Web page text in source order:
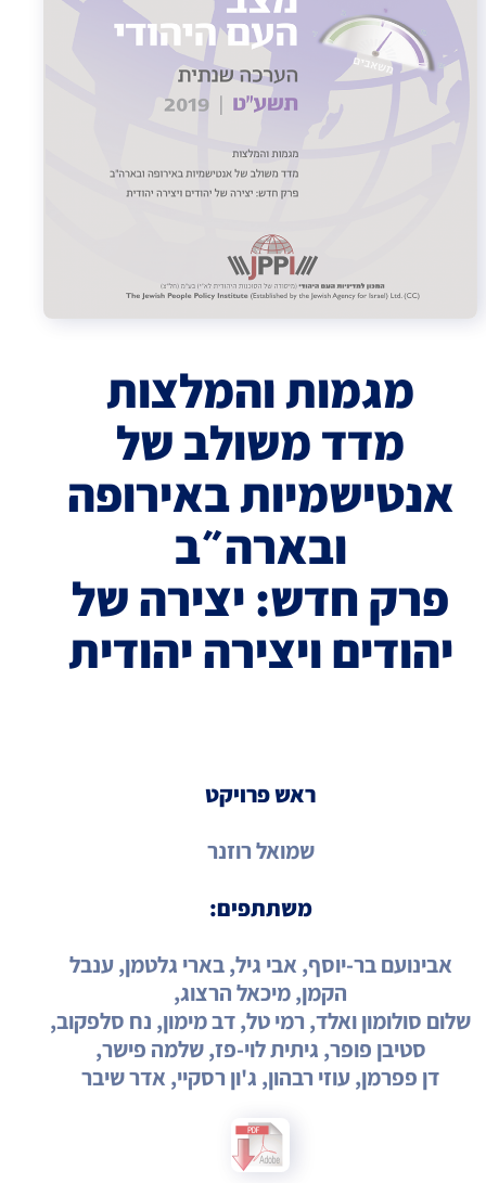
מגמות והמלצות
מדד משולב של
אנטישמיות באירופה
ובארה״ב
פרק חדש: יצירה של
יהודים ויצירה יהודית
ראש פרויקט
שמואל רוזנר
משתתפים:
אבינועם בר-יוסף, אבי גיל, בארי גלטמן, ענבל
הקמן, מיכאל הרצוג,
שלום סולומון ואלד, רמי טל, דב מימון, נח סלפקוב,
סטיבן פופר, גיתית לוי-פז, שלמה פישר,
דן פפרמן, עוזי רבהון, ג'ון רסקיי, אדר שיבר